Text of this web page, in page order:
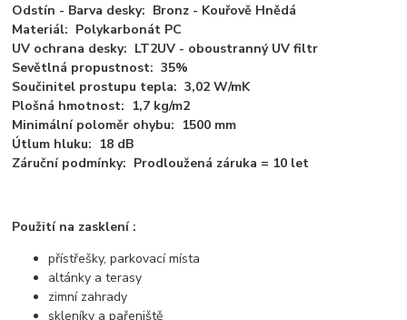
Odstín - Barva desky: Bronz - Kouřově Hnědá
Materiál: Polykarbonát PC
UV ochrana desky: LT2UV - oboustranný UV filtr
Sevětlná propustnost: 35%
Součinitel prostupu tepla: 3,02 W/mK
Plošná hmotnost: 1,7 kg/m2
Minimální poloměr ohybu: 1500 mm
Útlum hluku: 18 dB
Záruční podmínky: Prodloužená záruka = 10 let
Použití na zasklení :
přístřešky, parkovací místa
altánky a terasy
zimní zahrady
skleníky a pařeniště